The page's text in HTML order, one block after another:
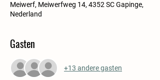
Meiwerf, Meiwerfweg 14, 4352 SC Gapinge,
Nederland
Gasten
+13 andere gasten